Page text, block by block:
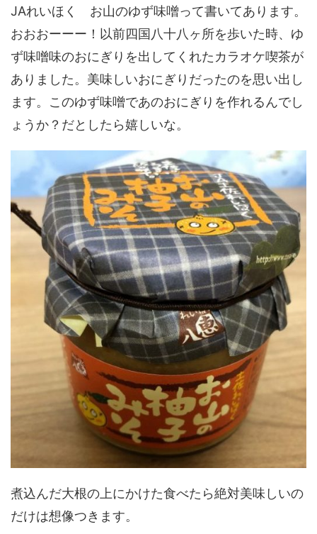
JAれいほく お山のゆず味噌って書いてあります。
おおおーーー！以前四国八十八ヶ所を歩いた時、ゆ
ず味噌味のおにぎりを出してくれたカラオケ喫茶が
ありました。美味しいおにぎりだったのを思い出し
ます。このゆず味噌であのおにぎりを作れるんでし
ょうか？だとしたら嬉しいな。
煮込んだ大根の上にかけた食べたら絶対美味しいの
だけは想像つきます。